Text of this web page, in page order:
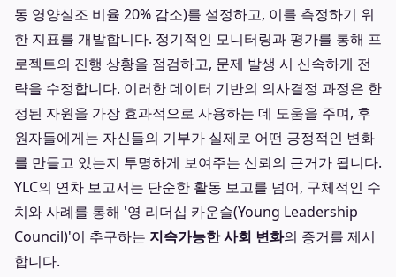
동 영양실조 비율 20% 감소)를 설정하고, 이를 측정하기 위
한 지표를 개발합니다. 정기적인 모니터링과 평가를 통해 프
로젝트의 진행 상황을 점검하고, 문제 발생 시 신속하게 전
략을 수정합니다. 이러한 데이터 기반의 의사결정 과정은 한
정된 자원을 가장 효과적으로 사용하는 데 도움을 주며, 후
원자들에게는 자신들의 기부가 실제로 어떤 긍정적인 변화
를 만들고 있는지 투명하게 보여주는 신뢰의 근거가 됩니다.
YLC의 연차 보고서는 단순한 활동 보고를 넘어, 구체적인 수
치와 사례를 통해 '영 리더십 카운슬(Young Leadership
Council)'이 추구하는 지속가능한 사회 변화의 증거를 제시
합니다.